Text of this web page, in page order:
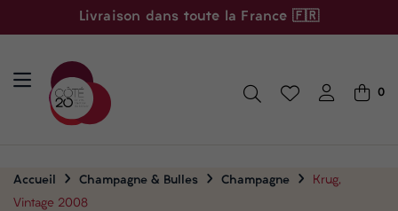
Livraison dans toute la France 🇫🇷
0
Accueil Champagne & Bulles Champagne
Krug,
Vintage 2008